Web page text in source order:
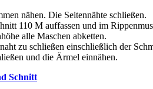
nähen. Die Seitennähte schließen.
110 M auffassen und im
alle Maschen abketten.
zu schließen einschließlich der
und die Ärmel einnähen.
Schnitt